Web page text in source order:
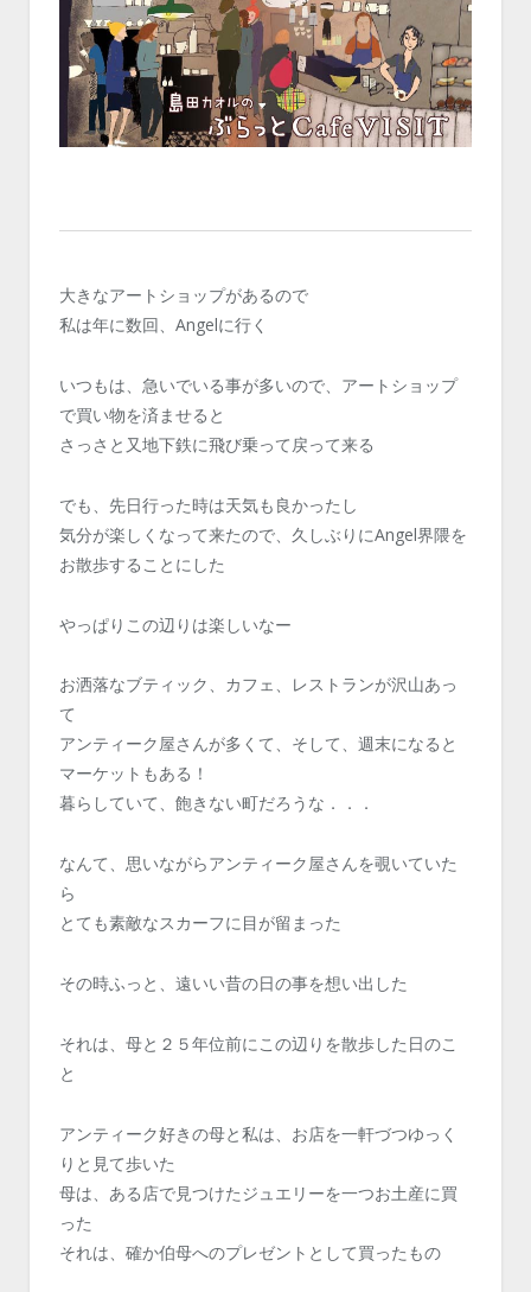
大きなアートショップがあるので
私は年に数回、Angelに行く
いつもは、急いでいる事が多いので、アートショップ
で買い物を済ませると
さっさと又地下鉄に飛び乗って戻って来る
でも、先日行った時は天気も良かったし
気分が楽しくなって来たので、久しぶりにAngel界隈を
お散歩することにした
やっぱりこの辺りは楽しいなー
お洒落なブティック、カフェ、レストランが沢山あっ
て
アンティーク屋さんが多くて、そして、週末になると
マーケットもある！
暮らしていて、飽きない町だろうな．．．
なんて、思いながらアンティーク屋さんを覗いていた
ら
とても素敵なスカーフに目が留まった
その時ふっと、遠いい昔の日の事を想い出した
それは、母と２５年位前にこの辺りを散歩した日のこ
と
アンティーク好きの母と私は、お店を一軒づつゆっく
りと見て歩いた
母は、ある店で見つけたジュエリーを一つお土産に買
った
それは、確か伯母へのプレゼントとして買ったもの